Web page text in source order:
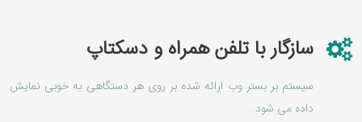
سازگار با تلفن همراه و دسکتاپ
سیستم بر بستر وب ارائه شده بر روی هر دستگاهی به خوبی نمایش
داده می شود.